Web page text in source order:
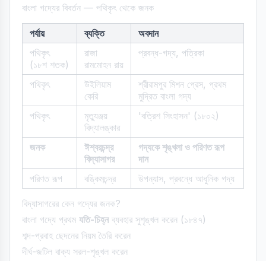
বাংলা গদ্যের বিবর্তন — পথিকৃৎ থেকে জনক
পর্যায় ব্যক্তি
অবদান
পথিকৃৎ
(১৮শ শতক)
রাজা
রামমোহন রায়
প্রবন্ধ-গদ্য, পত্রিকা
পথিকৃৎ
উইলিয়াম
কেরি
শ্রীরামপুর মিশন প্রেস, প্রথম
মুদ্রিত বাংলা গদ্য
পথিকৃৎ
মৃত্যুঞ্জয়
বিদ্যালঙ্কার
'বত্রিশ সিংহাসন' (১৮০২)
জনক
ঈশ্বরচন্দ্র
বিদ্যাসাগর
গদ্যকে শৃঙ্খলা ও পরিণত রূপ
দান
পরিণত রূপ
বঙ্কিমচন্দ্র উপন্যাস, প্রবন্ধে আধুনিক গদ্য
বিদ্যাসাগরের কেন গদ্যের জনক?
বাংলা গদ্যে প্রথম যতি-চিহ্নব্যবহার সুশৃঙ্খল করেন (১৮৪৭)
শব্দ-প্রবাহ ছেদনের নিয়ম তৈরি করেন
দীর্ঘ-জটিল বাক্য সরল-শৃঙ্খল করেন